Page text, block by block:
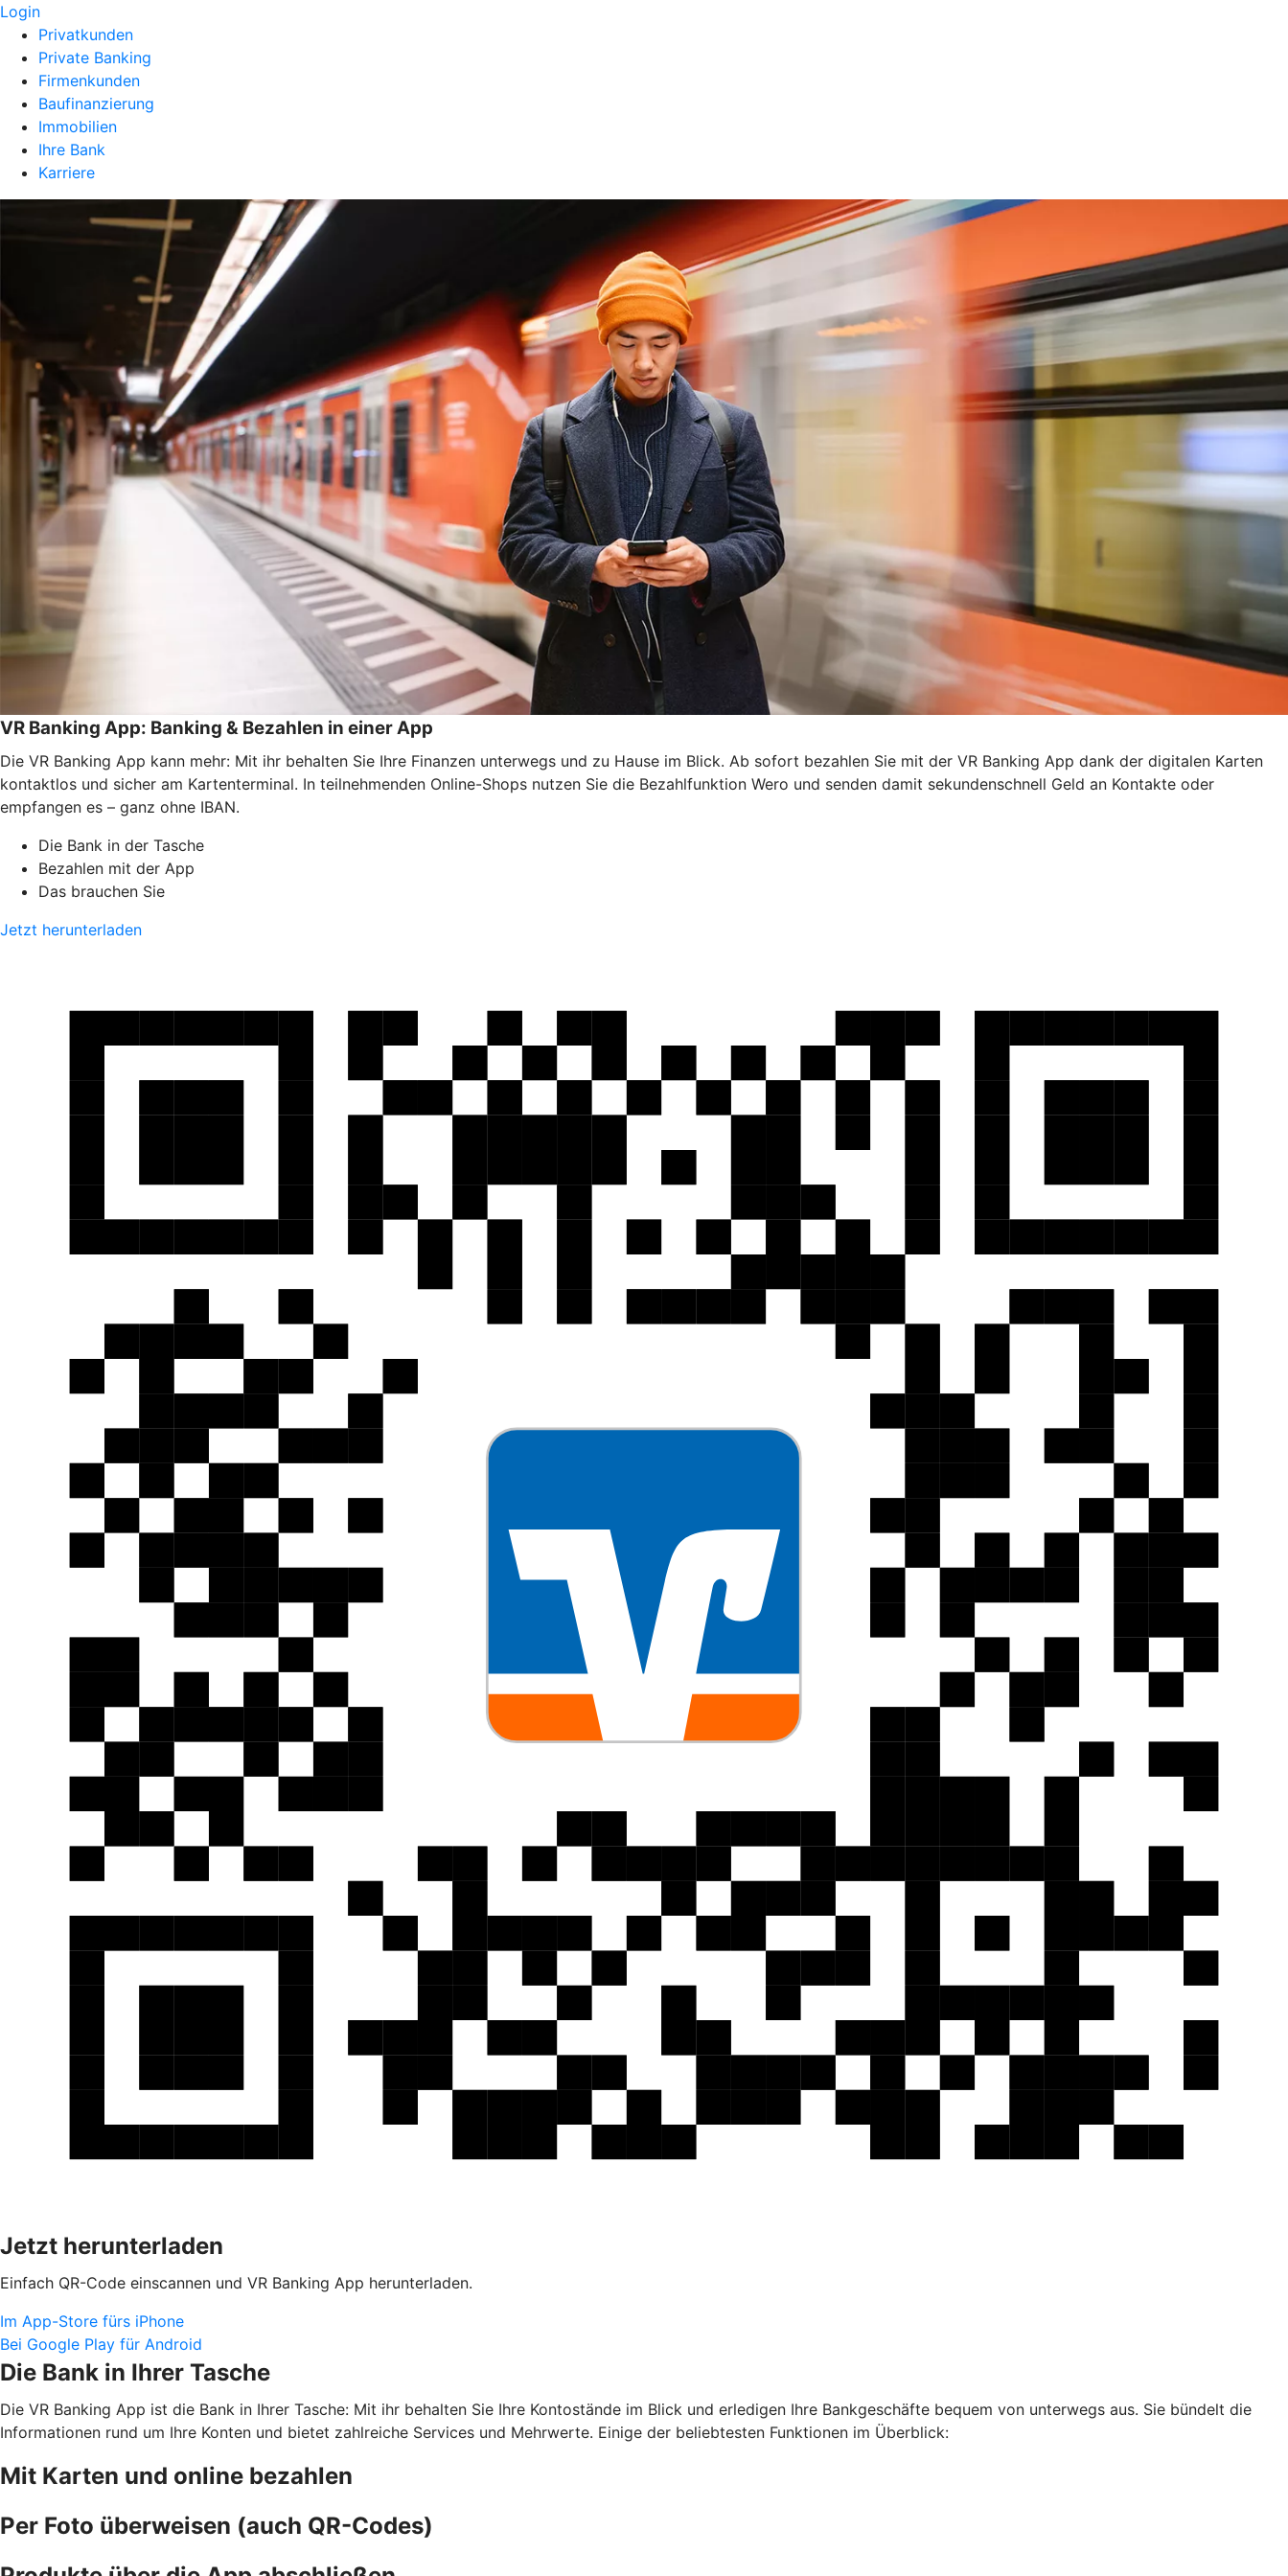
Login
Privatkunden
Private Banking
Firmenkunden
Baufinanzierung
Immobilien
Ihre Bank
Karriere
VR Banking App: Banking & Bezahlen in einer App
Die VR Banking App kann mehr: Mit ihr behalten Sie Ihre Finanzen unterwegs und zu Hause im Blick. Ab sofort bezahlen Sie mit der VR Banking App dank der digitalen Karten
kontaktlos und sicher am Kartenterminal. In teilnehmenden Online-Shops nutzen Sie die Bezahlfunktion Wero und senden damit sekundenschnell Geld an Kontakte oder
empfangen es – ganz ohne IBAN.
Die Bank in der Tasche
Bezahlen mit der App
Das brauchen Sie
Jetzt herunterladen
Jetzt herunterladen
Einfach QR-Code einscannen und VR Banking App herunterladen.
Im App-Store fürs iPhone
Bei Google Play für Android
Die Bank in Ihrer Tasche
Die VR Banking App ist die Bank in Ihrer Tasche: Mit ihr behalten Sie Ihre Kontostände im Blick und erledigen Ihre Bankgeschäfte bequem von unterwegs aus. Sie bündelt die
Informationen rund um Ihre Konten und bietet zahlreiche Services und Mehrwerte. Einige der beliebtesten Funktionen im Überblick:
Mit Karten und online bezahlen
Per Foto überweisen (auch QR-Codes)